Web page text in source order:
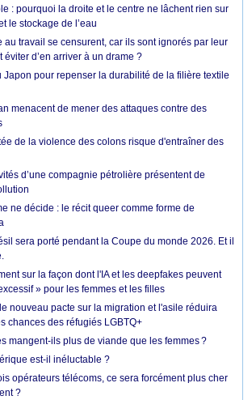
: pourquoi la droite et le centre ne lâchent rien sur
le stockage de l’eau
au travail se censurent, car ils sont ignorés par leur
éviter d’en arriver à un drame ?
Japon pour repenser la durabilité de la filière textile
menacent de mener des attaques contre des
de la violence des colons risque d'entraîner des
d’une compagnie pétrolière présentent de
ne décide : le récit queer comme forme de
sera porté pendant la Coupe du monde 2026. Et il
sur la façon dont l'IA et les deepfakes peuvent
» pour les femmes et les filles
nouveau pacte sur la migration et l'asile réduira
chances des réfugiés LGBTQ+
mangent-ils plus de viande que les femmes ?
est-il inéluctable ?
opérateurs télécoms, ce sera forcément plus cher
?